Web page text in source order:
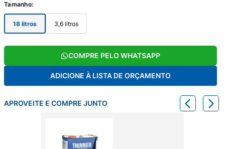
Tamanho:
18 litros 3,6 litros
COMPRE PELO WHATSAPP
ADICIONE À LISTA DE ORÇAMENTO
APROVEITE E COMPRE JUNTO